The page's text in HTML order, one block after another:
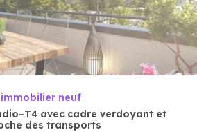
neuf
avec cadre verdoyant et
des transports